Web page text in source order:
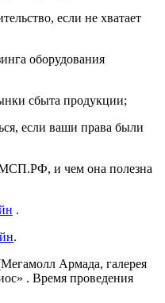
если не хватает
оборудования
сбыта продукции;
если ваши права были
и чем она полезна
.
.
Армада, галерея
. Время проведения